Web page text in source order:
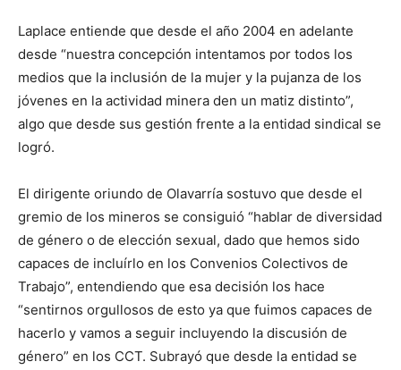
Laplace entiende que desde el año 2004 en adelante
desde “nuestra concepción intentamos por todos los
medios que la inclusión de la mujer y la pujanza de los
jóvenes en la actividad minera den un matiz distinto”,
algo que desde sus gestión frente a la entidad sindical se
logró.
El dirigente oriundo de Olavarría sostuvo que desde el
gremio de los mineros se consiguió “hablar de diversidad
de género o de elección sexual, dado que hemos sido
capaces de incluírlo en los Convenios Colectivos de
Trabajo”, entendiendo que esa decisión los hace
“sentirnos orgullosos de esto ya que fuimos capaces de
hacerlo y vamos a seguir incluyendo la discusión de
género” en los CCT. Subrayó que desde la entidad se